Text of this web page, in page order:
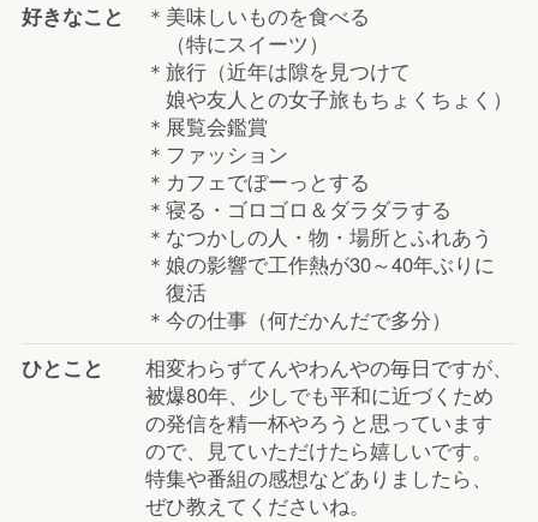
好きなこと
＊美味しいものを食べる
（特にスイーツ）
＊旅行（近年は隙を見つけて
娘や友人との女子旅もちょくちょく）
＊展覧会鑑賞
＊ファッション
＊カフェでぼーっとする
＊寝る・ゴロゴロ＆ダラダラする
＊なつかしの人・物・場所とふれあう
＊娘の影響で工作熱が30～40年ぶりに
復活
＊今の仕事（何だかんだで多分）
ひとこと
相変わらずてんやわんやの毎日ですが、
被爆80年、少しでも平和に近づくため
の発信を精一杯やろうと思っています
ので、見ていただけたら嬉しいです。
特集や番組の感想などありましたら、
ぜひ教えてくださいね。